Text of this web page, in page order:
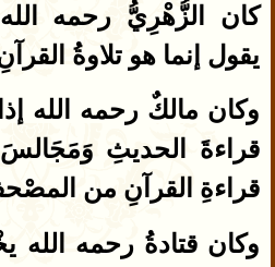
كان الزُّهْرِيُّ رحمه
يقول إنما هو تلاوةُ
وكان مالكٌ رحمه الله
قراءةَ الحديثِ
قراءةِ القرآنِ من
وكان قتادةُ رحمه الله